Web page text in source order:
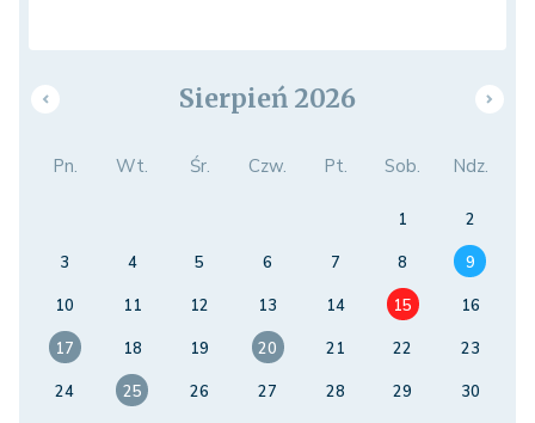
Sierpień 2026
Pn. Wt. Śr. Czw. Pt. Sob. Ndz.
1
2
3
4 5 6 7 8
9
10
11 12 13 14 15
16
17
18 19 20 21 22
23
24
25 26 27 28 29
30